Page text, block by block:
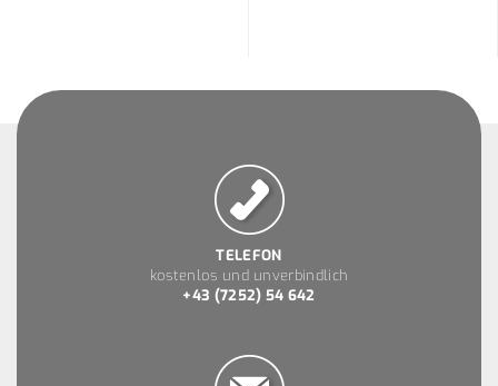
TELEFON
kostenlos und unverbindlich
+43 (7252) 54 642